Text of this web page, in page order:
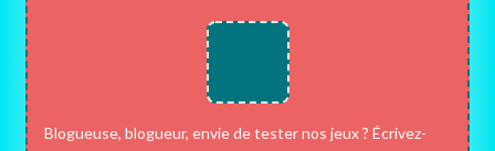
Blogueuse, blogueur, envie de tester nos jeux ? Écrivez-